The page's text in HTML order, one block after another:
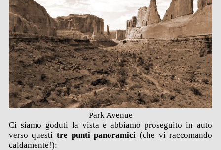
Park Avenue
Ci siamo goduti la vista e abbiamo proseguito in auto
verso questi tre punti panoramici (che vi raccomando
caldamente!):